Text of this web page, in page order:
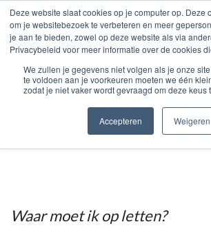
Deze website slaat cookies op je computer op. Deze
om je websitebezoek te verbeteren en meer
je aan te bieden, zowel op deze website als via
Privacybeleid voor meer informatie over de cookies
We zullen je gegevens niet volgen als je onze
te voldoen aan je voorkeuren moeten we één
zodat je niet vaker wordt gevraagd om deze keus
Accepteren Weigeren
page contents
KOOP LEER ONLINE
MENU
Leer
Waar moet ik op letten?